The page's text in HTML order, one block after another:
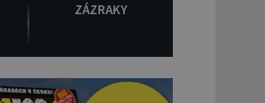
ZÁZRAKY